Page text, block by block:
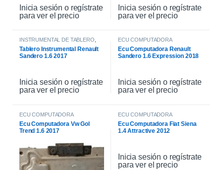
Inicia sesión o regístrate
para ver el precio
Inicia sesión o regístrate
para ver el precio
INSTRUMENTAL DE TABLERO
Tablero Instrumental Renault
Sandero 1.6 2017
Inicia sesión o regístrate
para ver el precio
ECU COMPUTADORA
Ecu Computadora Renault
Sandero 1.6 Expression 2018
Inicia sesión o regístrate
para ver el precio
ECU COMPUTADORA
Ecu Computadora Vw Gol
Trend 1.6 2017
ECU COMPUTADORA
Ecu Computadora Fiat Siena
1.4 Attractive 2012
Inicia sesión o regístrate
para ver el precio